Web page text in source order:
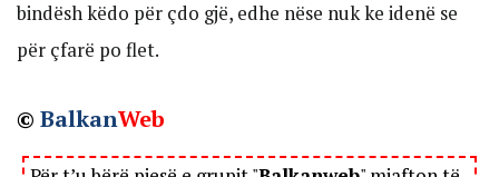
bindësh këdo për çdo gjë, edhe nëse nuk ke idenë se
për çfarë po flet.
© BalkanWeb